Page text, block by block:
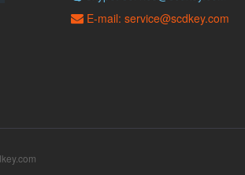
E-mail: service@scdkey.com